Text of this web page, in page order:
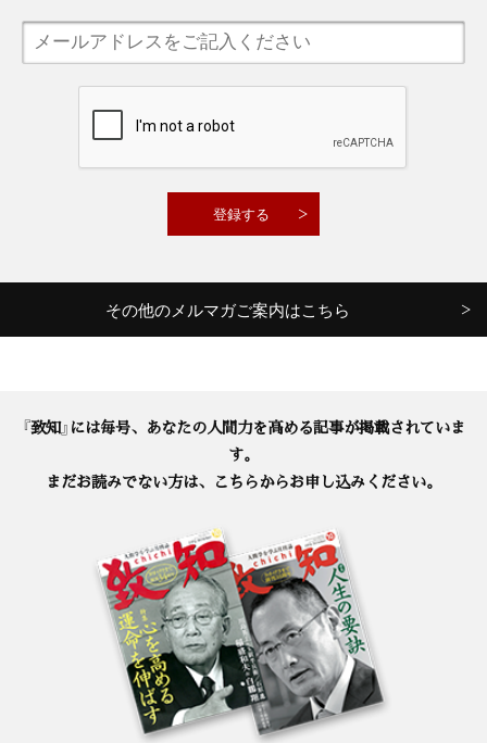
その他のメルマガご案内はこちら
『致知』には毎号、あなたの人間力を高める記事が掲載されていま
す。
まだお読みでない方は、こちらからお申し込みください。